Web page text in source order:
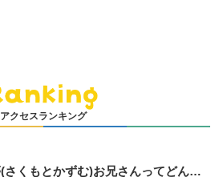
アクセスランキング
佐久本和夢(さくもとかずむ)お兄さんってどんな人？誠お兄さんの言葉